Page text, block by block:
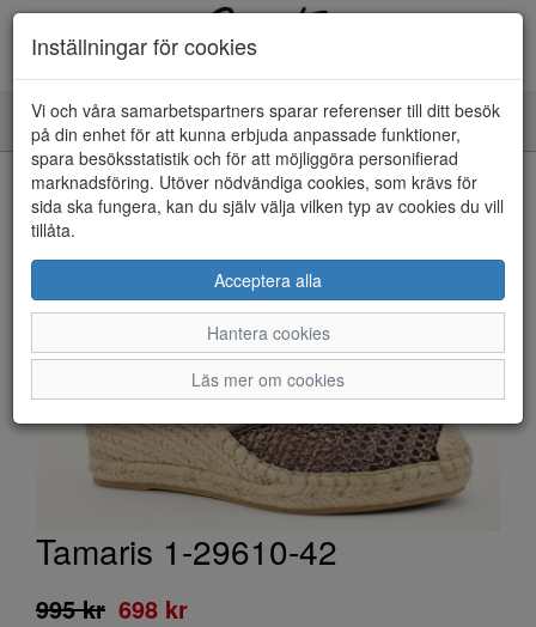
Toggle
navigation
HEM
Tamaris 1-29610-42
995 kr 698 kr
Inställningar för cookies
Vi och våra samarbetspartners sparar referenser till ditt besök
på din enhet för att kunna erbjuda anpassade funktioner,
spara besöksstatistik och för att möjliggöra personifierad
marknadsföring. Utöver nödvändiga cookies, som krävs för
sida ska fungera, kan du själv välja vilken typ av cookies du vill
tillåta.
Acceptera alla
Hantera cookies
Läs mer om cookies